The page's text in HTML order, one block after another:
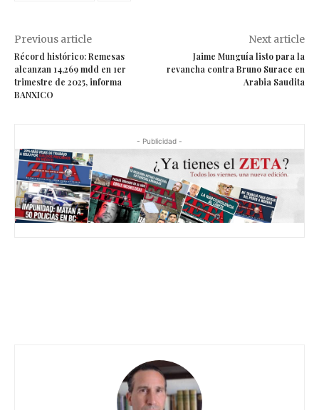
Previous article
Récord histórico: Remesas
alcanzan 14,269 mdd en 1er
trimestre de 2025, informa
BANXICO
Next article
Jaime Munguía listo para la
revancha contra Bruno Surace en
Arabia Saudita
- Publicidad -